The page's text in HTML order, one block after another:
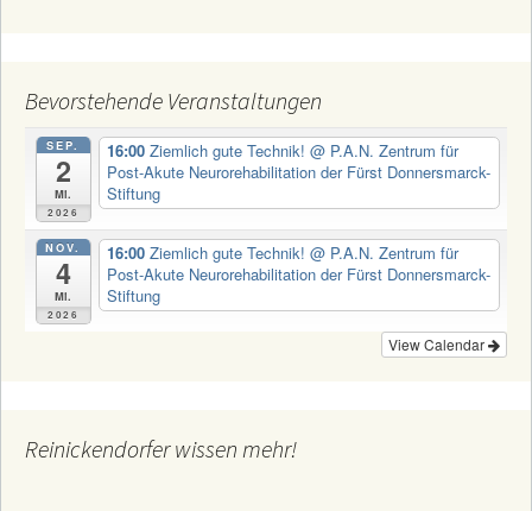
Bevorstehende Veranstaltungen
SEP.
2
Mi.
2026
16:00 Ziemlich gute Technik! @ P.A.N. Zentrum für
Post-Akute Neurorehabilitation der Fürst Donnersmarck-
Stiftung
NOV.
4
Mi.
2026
16:00 Ziemlich gute Technik! @ P.A.N. Zentrum für
Post-Akute Neurorehabilitation der Fürst Donnersmarck-
Stiftung
View Calendar
Reinickendorfer wissen mehr!